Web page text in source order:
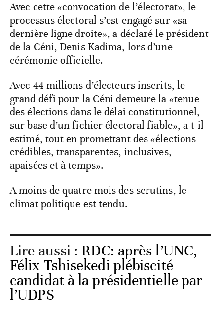
Avec cette «convocation de l’électorat», le
processus électoral s’est engagé sur «sa
dernière ligne droite», a déclaré le président
de la Céni, Denis Kadima, lors d’une
cérémonie officielle.
Avec 44 millions d’électeurs inscrits, le
grand défi pour la Céni demeure la «tenue
des élections dans le délai constitutionnel,
sur base d’un fichier électoral fiable», a-t-il
estimé, tout en promettant des «élections
crédibles, transparentes, inclusives,
apaisées et à temps».
A moins de quatre mois des scrutins, le
climat politique est tendu.
Lire aussi : RDC: après l’UNC,
Félix Tshisekedi plébiscité
candidat à la présidentielle par
l’UDPS